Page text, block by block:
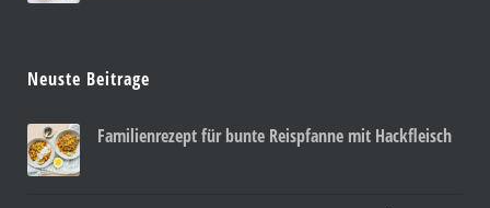
Neuste Beitrage
Familienrezept für bunte Reispfanne mit Hackfleisch